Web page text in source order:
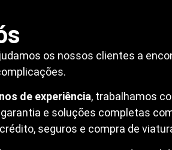
os nossos clientes a
de experiência, trabalhamos
e soluções completas
seguros e compra de